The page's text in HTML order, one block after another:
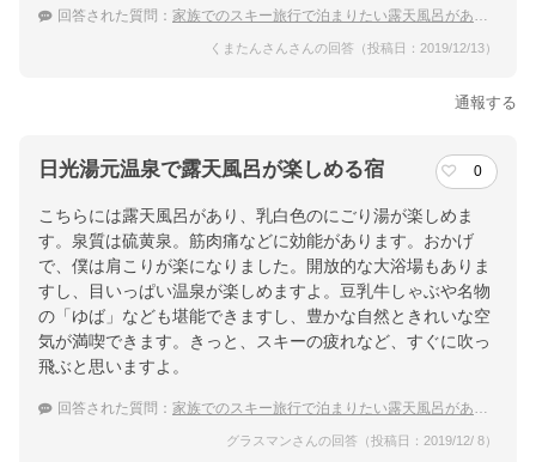
回答された質問： 家族でのスキー旅行で泊まりたい露天風呂がある日光湯本温泉の宿は？
くまたんさんさんの回答（投稿日：2019/12/13）
通報する
日光湯元温泉で露天風呂が楽しめる宿 0
こちらには露天風呂があり、乳白色のにごり湯が楽しめま
す。泉質は硫黄泉。筋肉痛などに効能があります。おかげ
で、僕は肩こりが楽になりました。開放的な大浴場もありま
すし、目いっぱい温泉が楽しめますよ。豆乳牛しゃぶや名物
の「ゆば」なども堪能できますし、豊かな自然ときれいな空
気が満喫できます。きっと、スキーの疲れなど、すぐに吹っ
飛ぶと思いますよ。
回答された質問： 家族でのスキー旅行で泊まりたい露天風呂がある日光湯本温泉の宿は？
グラスマンさんの回答（投稿日：2019/12/ 8）